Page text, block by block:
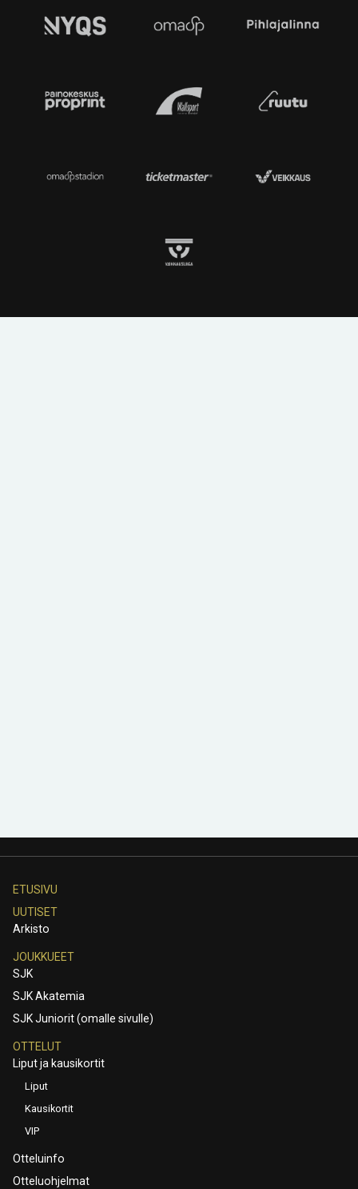
ETUSIVU
UUTISET
Arkisto
JOUKKUEET
SJK
SJK Akatemia
SJK Juniorit (omalle sivulle)
OTTELUT
Liput ja kausikortit
Liput
Kausikortit
VIP
Otteluinfo
Otteluohjelmat